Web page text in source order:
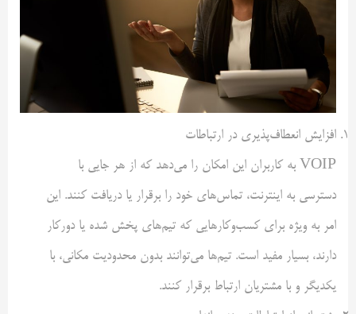
افزایش انعطاف‌پذیری در ارتباطات
VOIP به کاربران این امکان را می‌دهد که از هر جایی با
دسترسی به اینترنت، تماس‌های خود را برقرار یا دریافت کنند. این
امر به ویژه برای کسب‌وکارهایی که تیم‌های پخش شده یا دورکار
دارند، بسیار مفید است. تیم‌ها می‌توانند بدون محدودیت مکانی، با
یکدیگر و با مشتریان ارتباط برقرار کنند.